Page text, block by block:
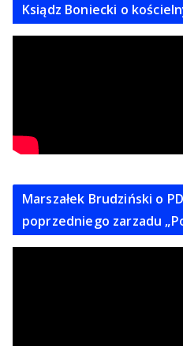
Ksiądz Boniecki o
Marszałek Brudziński o
poprzedniego zarzadu